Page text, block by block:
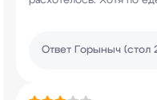
Ответ Горыныч (стол